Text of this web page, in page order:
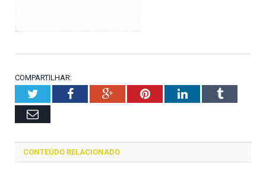
COMPARTILHAR:
TwitterFacebookGoogle+PinterestLinkedInTumblr
Email
CONTEÚDO RELACIONADO